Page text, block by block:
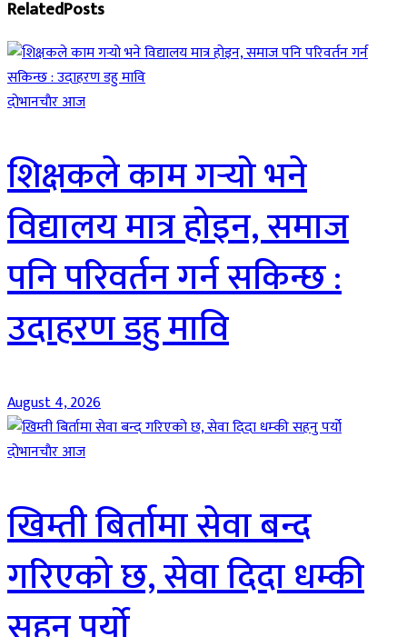
RelatedPosts
दाेभानचाैर आज
शिक्षकले काम गर्‍यो भने
विद्यालय मात्र होइन, समाज
पनि परिवर्तन गर्न सकिन्छ :
उदाहरण डहु मावि
August 4, 2026
दाेभानचाैर आज
खिम्ती बिर्तामा सेवा बन्द
गरिएको छ, सेवा दिदा धम्की